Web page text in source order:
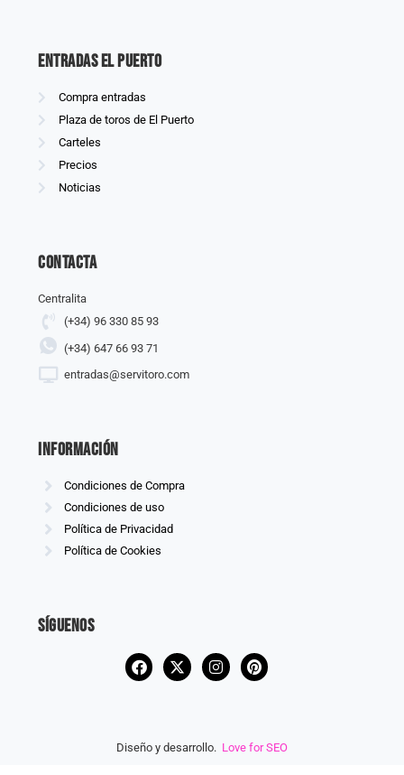
Entradas El Puerto
Compra entradas
Plaza de toros de El Puerto
Carteles
Precios
Noticias
Contacta
Centralita
(+34) 96 330 85 93
(+34) 647 66 93 71
entradas@servitoro.com
información
Condiciones de Compra
Condiciones de uso
Política de Privacidad
Política de Cookies
Síguenos
Diseño y desarrollo. Love for SEO